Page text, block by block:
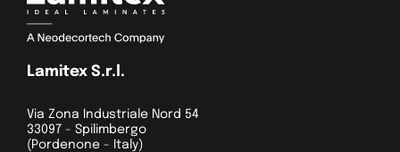
Lamitex S.r.l.
Via Zona Industriale Nord 54
33097 - Spilimbergo
(Pordenone - Italy)